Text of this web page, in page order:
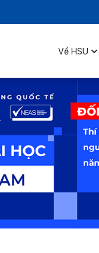
Về HSU